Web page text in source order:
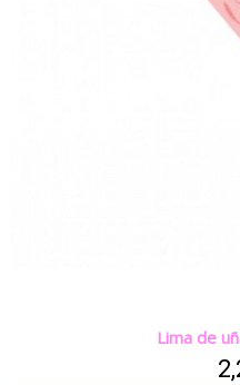
Lima de